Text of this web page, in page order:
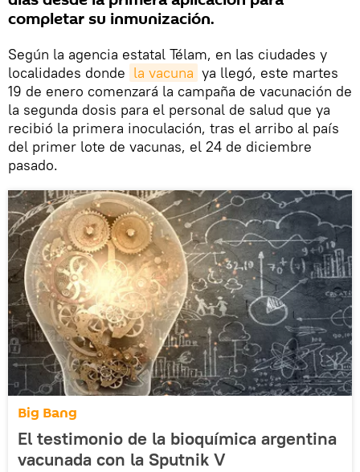
completar su inmunización.
Según la agencia estatal Télam, en las ciudades y
localidades donde la vacuna ya llegó, este martes
19 de enero comenzará la campaña de vacunación de
la segunda dosis para el personal de salud que ya
recibió la primera inoculación, tras el arribo al país
del primer lote de vacunas, el 24 de diciembre
pasado.
Big Bang
El testimonio de la bioquímica argentina
vacunada con la Sputnik V